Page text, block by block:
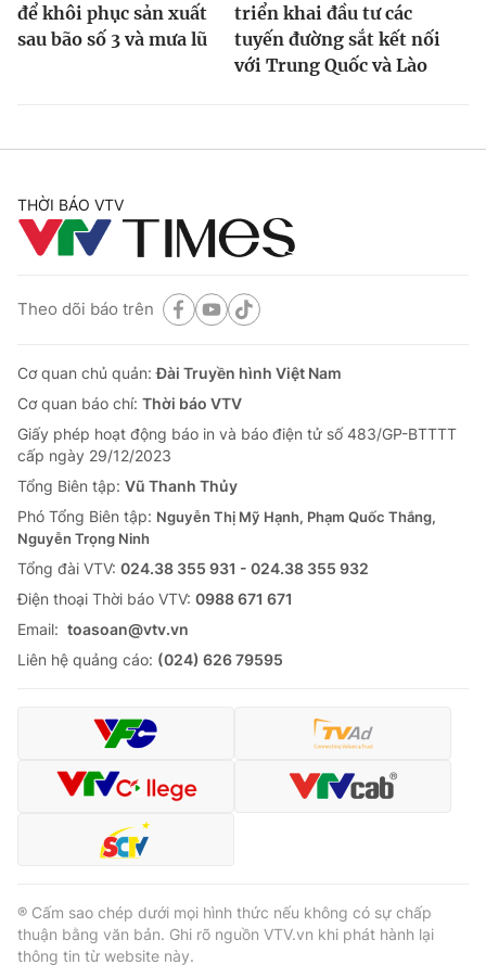
để khôi phục sản xuất
sau bão số 3 và mưa lũ
triển khai đầu tư các
tuyến đường sắt kết nối
với Trung Quốc và Lào
THỜI BÁO VTV
Theo dõi báo trên
Cơ quan chủ quản:Đài Truyền hình Việt Nam
Cơ quan báo chí: Thời báo VTV
Giấy phép hoạt động báo in và báo điện tử số 483/GP-BTTTT
cấp ngày 29/12/2023
Tổng Biên tập: Vũ Thanh Thủy
Phó Tổng Biên tập: Nguyễn Thị Mỹ Hạnh, Phạm Quốc Thắng,
Nguyễn Trọng Ninh
Tổng đài VTV: 024.38 355 931 - 024.38 355 932
Ðiện thoại Thời báo VTV: 0988 671 671
Email: toasoan@vtv.vn
Liên hệ quảng cáo: (024) 626 79595
® Cấm sao chép dưới mọi hình thức nếu không có sự chấp
thuận bằng văn bản. Ghi rõ nguồn VTV.vn khi phát hành lại
thông tin từ website này.